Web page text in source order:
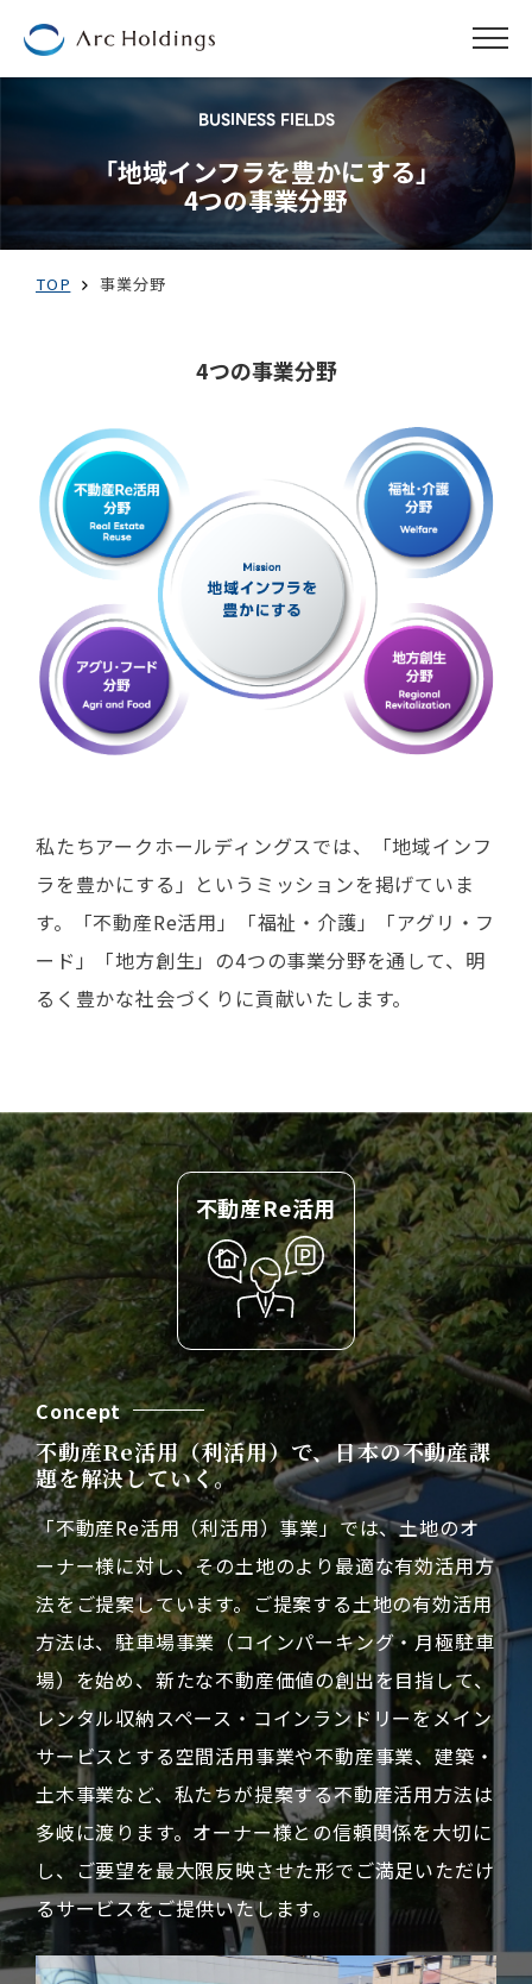
BUSINESS FIELDS
「地域インフラを豊かにする」
4つの事業分野
TOP 事業分野
4つの事業分野
私たちアークホールディングスでは、「地域インフ
ラを豊かにする」というミッションを掲げていま
す。「不動産Re活用」「福祉・介護」「アグリ・フ
ード」「地方創生」の4つの事業分野を通して、明
るく豊かな社会づくりに貢献いたします。
不動産Re活用
Concept
不動産Re活用（利活用）で、日本の不動産課
題を解決していく。
「不動産Re活用（利活用）事業」では、土地のオ
ーナー様に対し、その土地のより最適な有効活用方
法をご提案しています。ご提案する土地の有効活用
方法は、駐車場事業（コインパーキング・月極駐車
場）を始め、新たな不動産価値の創出を目指して、
レンタル収納スペース・コインランドリーをメイン
サービスとする空間活用事業や不動産事業、建築・
土木事業など、私たちが提案する不動産活用方法は
多岐に渡ります。オーナー様との信頼関係を大切に
し、ご要望を最大限反映させた形でご満足いただけ
るサービスをご提供いたします。